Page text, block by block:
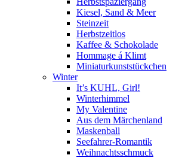
Kiesel, Sand & Meer
Steinzeit
Herbstzeitlos
Kaffee & Schokolade
Hommage á Klimt
Miniaturkunststückchen
Winter
It’s KUHL, Girl!
Winterhimmel
My Valentine
Aus dem Märchenland
Maskenball
Seefahrer-Romantik
Weihnachtsschmuck